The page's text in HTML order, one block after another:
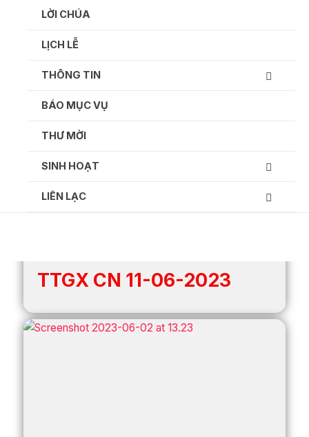
LỜI CHÚA
LỊCH LỄ
THÔNG TIN
BÁO MỤC VỤ
THƯ MỜI
SINH HOẠT
LIÊN LẠC
Thông tin giáo xứ hàng tuần:
TTGX CN 11-06-2023